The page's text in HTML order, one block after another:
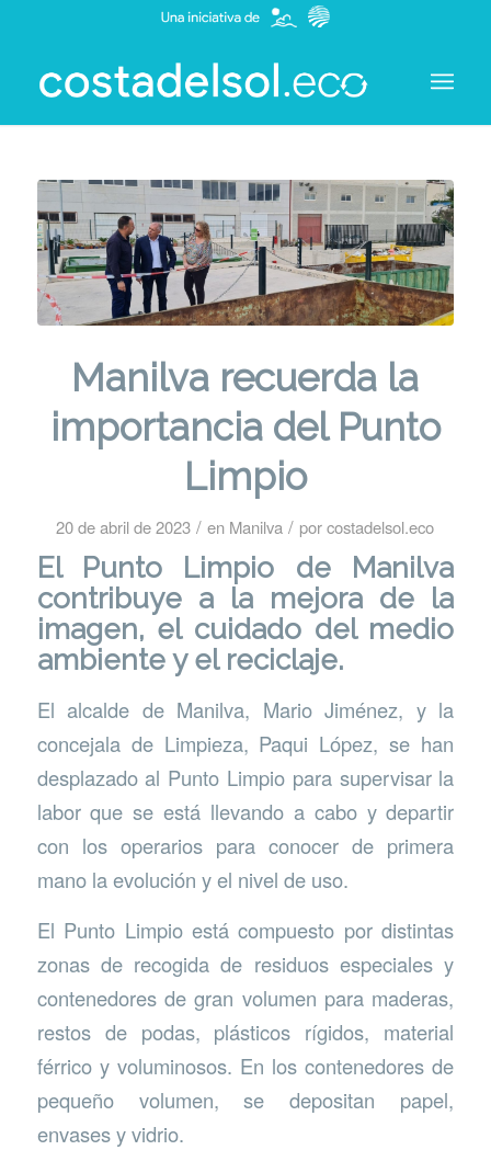
Manilva recuerda la
importancia del Punto
Limpio
20 de abril de 2023 / en Manilva / porcostadelsol.eco
El Punto Limpio de
Manilva
contribuye a la mejora de la
imagen, el cuidado del medio
ambiente y el reciclaje.
El alcalde de Manilva, Mario Jiménez, y la
concejala de Limpieza, Paqui López, se han
desplazado al Punto Limpio para supervisar la
labor que se está llevando a cabo y departir
con los operarios para conocer de primera
mano la evolución y el nivel de uso.
El Punto Limpio está compuesto por distintas
zonas de recogida de residuos especiales y
contenedores de gran volumen para maderas,
restos de podas, plásticos rígidos, material
férrico y voluminosos. En los contenedores de
pequeño volumen, se depositan papel,
envases y vidrio.